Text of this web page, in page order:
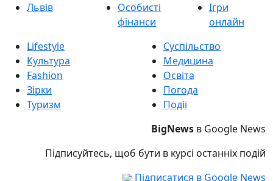
Львів
Особисті
фінанси
Ігри
онлайн
Lifestyle
Культура
Fashion
Зірки
Туризм
Суспільство
Медицина
Освіта
Погода
Події
BigNews в Google News
Підписуйтесь, щоб бути в курсі останніх подій
Підписатися в Google News